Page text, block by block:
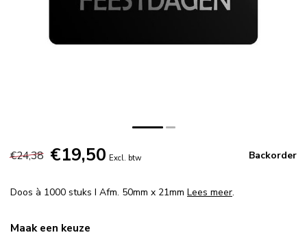
€24,38 €19,50 Excl. btw Backorder
Doos à 1000 stuks I Afm. 50mm x 21mm Lees meer.
Maak een keuze